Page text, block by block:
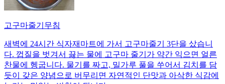
고구마줄기무침
새벽에 24시간 식자재마트에 가서 고구마줄기 3단을 샀습니
다. 껍질을 벗겨서 끓는 물에 고구마 줄기가 약간 익으면 얼른
찬물에 헹굽니다. 물기를 짜고, 밀가루 풀을 쑤어서 김치를 담
듯이 갖은 양념으로 버무리면 자연적인 단맛과 아삭한 식감에